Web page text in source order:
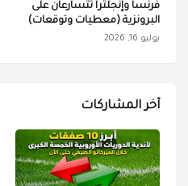
فرنسا وإنجلترا تتسارعان على
البرونزية (معطيات وتوقعات)
يوليو 16, 2026
آخر المشاركات